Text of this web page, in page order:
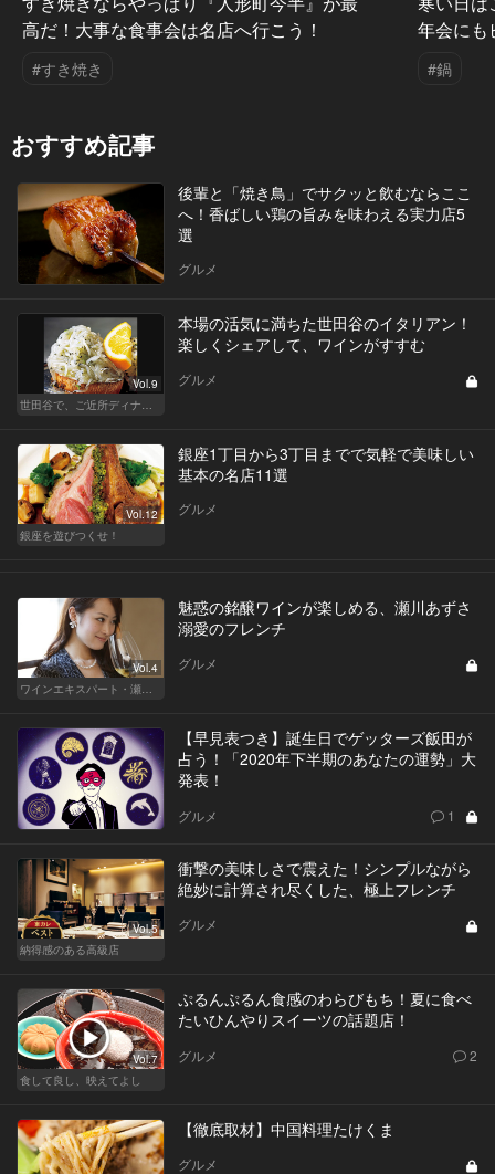
高だ！大事な食事会は名店へ行こう！
#すき焼き
年会にも
#鍋
おすすめ記事
後輩と「焼き鳥」でサクッと飲むならここ
へ！香ばしい鶏の旨みを味わえる実力店5
選
グルメ
Vol.9
本場の活気に満ちた世田谷のイタリアン！
楽しくシェアして、ワインがすすむ
グルメ
Vol.12
銀座を遊びつくせ！
銀座1丁目から3丁目までで気軽で美味しい
基本の名店11選
グルメ
Vol.4
魅惑の銘醸ワインが楽しめる、瀬川あずさ
溺愛のフレンチ
グルメ
【早見表つき】誕生日でゲッターズ飯田が
占う！「2020年下半期のあなたの運勢」大
発表！
グルメ 1
Vol.5
納得感のある高級店
衝撃の美味しさで震えた！シンプルながら
絶妙に計算され尽くした、極上フレンチ
グルメ
Vol.7
食して良し、映えてよし
ぷるんぷるん食感のわらびもち！夏に食べ
たいひんやりスイーツの話題店！
グルメ 2
【徹底取材】中国料理たけくま
グルメ